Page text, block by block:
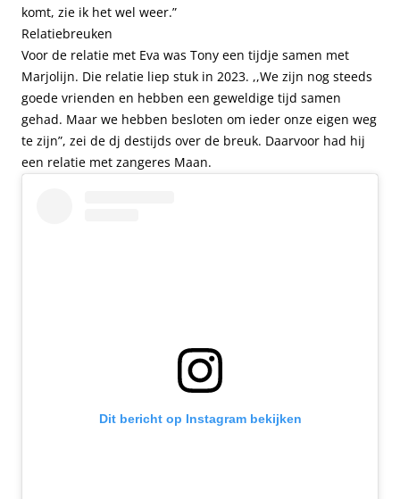
komt, zie ik het wel weer.”
Relatiebreuken
Voor de relatie met Eva was Tony een tijdje samen met
Marjolijn. Die relatie liep stuk in 2023. ,,We zijn nog steeds
goede vrienden en hebben een geweldige tijd samen
gehad. Maar we hebben besloten om ieder onze eigen weg
te zijn”, zei de dj destijds over de breuk. Daarvoor had hij
een relatie met zangeres Maan.
Dit bericht op Instagram bekijken